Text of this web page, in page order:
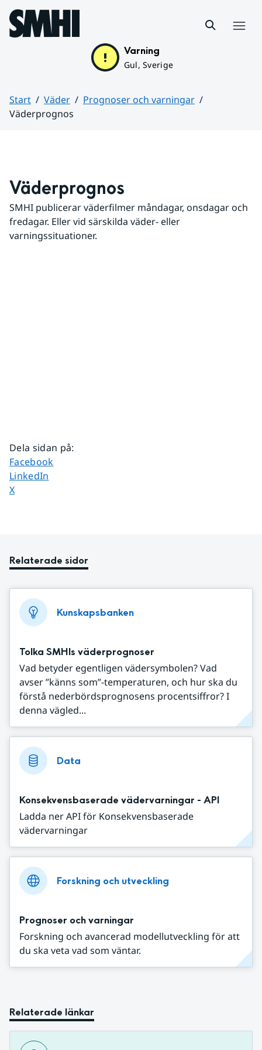
Hoppa till sidans innehåll
Varning
Gul, Sverige
Start Väder
Prognoser och varningar
Väderprognos
Väderprognos
SMHI publicerar väderfilmer måndagar, onsdagar och
fredagar. Eller vid särskilda väder- eller
varningssituationer.
Dela sidan på:
Dela sidan på
Facebook
Dela sidan på
LinkedIn
Dela sidan på
X
Relaterade sidor
Kunskapsbanken
Tolka SMHIs väderprognoser
Vad betyder egentligen vädersymbolen? Vad
avser ”känns som”-temperaturen, och hur ska du
förstå nederbördsprognosens procentsiffror? I
denna vägled...
Data
Konsekvensbaserade vädervarningar - API
Ladda ner API för Konsekvensbaserade
vädervarningar
Forskning och utveckling
Prognoser och varningar
Forskning och avancerad modellutveckling för att
du ska veta vad som väntar.
Relaterade länkar